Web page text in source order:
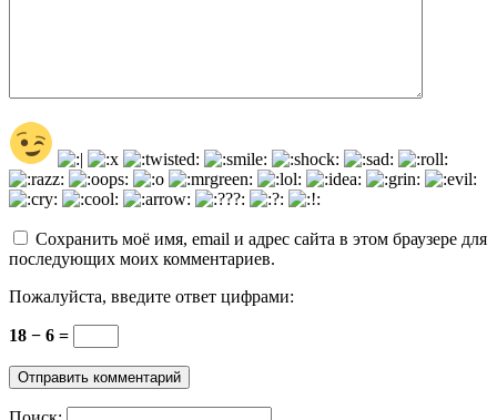
Сохранить моё имя, email и адрес сайта в этом браузере для
последующих моих комментариев.
Пожалуйста, введите ответ цифрами:
18 − 6 =